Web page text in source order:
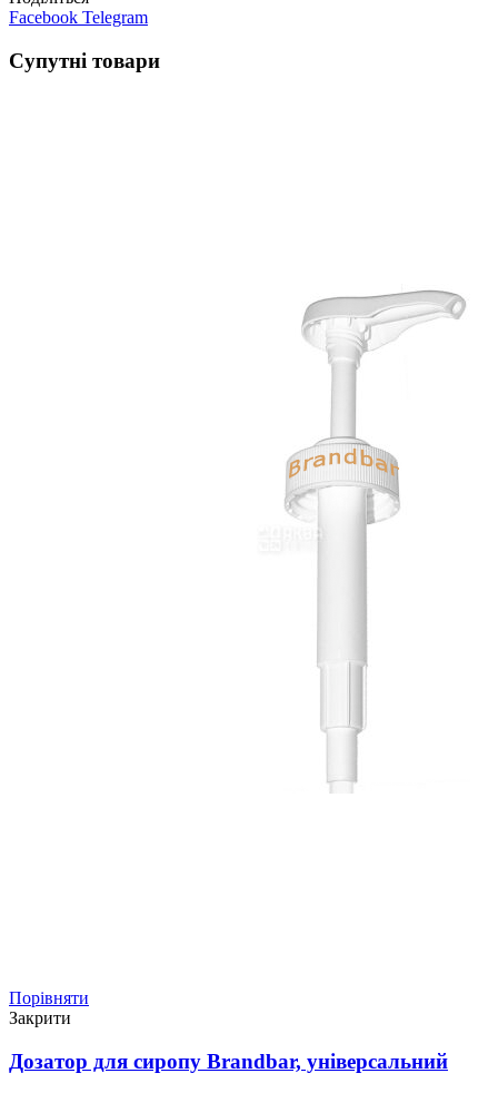
Facebook Telegram
Супутні товари
Порівняти
Закрити
Дозатор для сиропу Brandbar, універсальний